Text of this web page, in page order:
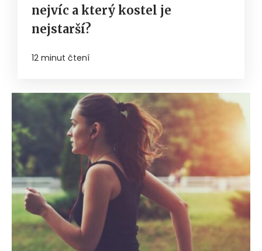
nejvíc a který kostel je
nejstarší?
12 minut čtení